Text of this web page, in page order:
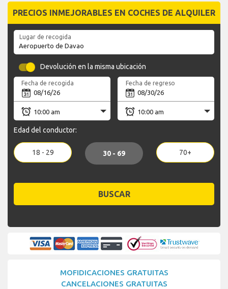
PRECIOS INMEJORABLES EN COCHES DE ALQUILER
Lugar de recogida
Devolución en la misma ubicación
Fecha de recogida Fecha de regreso
Edad del conductor:
18 - 29 30 - 69 70+
BUSCAR
MOFIDICACIONES GRATUITAS
CANCELACIONES GRATUITAS